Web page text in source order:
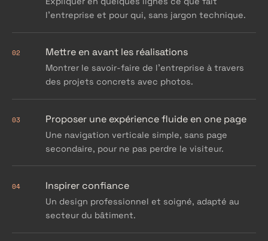
l'entreprise et pour qui, sans jargon technique.
02 Mettre en avant les réalisations
Montrer le savoir-faire de l'entreprise à travers
des projets concrets avec photos.
03 Proposer une expérience fluide en one page
Une navigation verticale simple, sans page
secondaire, pour ne pas perdre le visiteur.
04 Inspirer confiance
Un design professionnel et soigné, adapté au
secteur du bâtiment.